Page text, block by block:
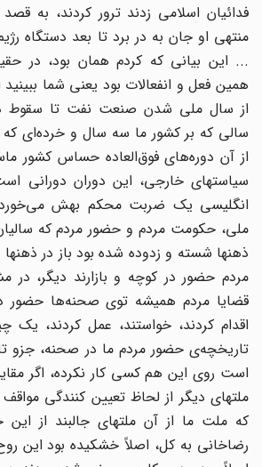
فدائیان اسلامی زدند ترور کردند، به
منتهی او جان به در برد تا بعد دستگاه
... این بیانی که کردم همان بود، در
از سال ملی شدن صنعت نفت تا سقوط
سالی که بر کشور ما سه سال و خرده‌ای که
از آن دوره‌های فوق‌العاده حساس کشور
سیاستهای خارجی، این دوران دورانی
انگلیسی یک ضربت محکم بهش می‌خورد
ملی، حکومت مردم و حضور مردم که سالیان
ذهنها شسته و زدوده شده بود باز در ذهنها
مردم حضور در کوچه و بازارند دیگر، در
قضایا مردم همیشه توی صحنه‌ها حضور
اقدام کردند، خواستند، عمل کردند، یک
تاریخچه‌ی حضور مردم ما در صحنه، جزو
است روی این هم کسی کار نکرده، اگر
ملتهای دیگر از لحاظ تعیین کنندگی
که ملت ما از آن ملتهای جالبند از
رضاخانی به کل، اصلاً خشکیده بود این